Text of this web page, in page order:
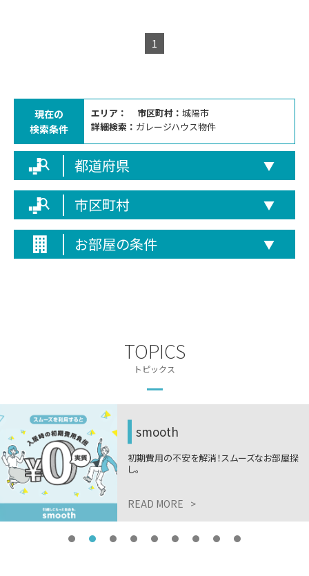
1
現在の
検索条件
エリア： 市区町村： 城陽市
詳細検索： ガレージハウス物件
都道府県 ▼
市区町村 ▼
お部屋の条件 ▼
TOPICS
トピックス
smooth
初期費用の不安を解消！スムーズなお部屋探
し。
READ MORE >